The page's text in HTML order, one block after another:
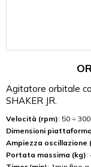
Agitatore orbitale
SHAKER JR.
Velocità (rpm): 50 ÷ 300
Dimensioni
Ampiezza oscillazione
Portata massima (kg):